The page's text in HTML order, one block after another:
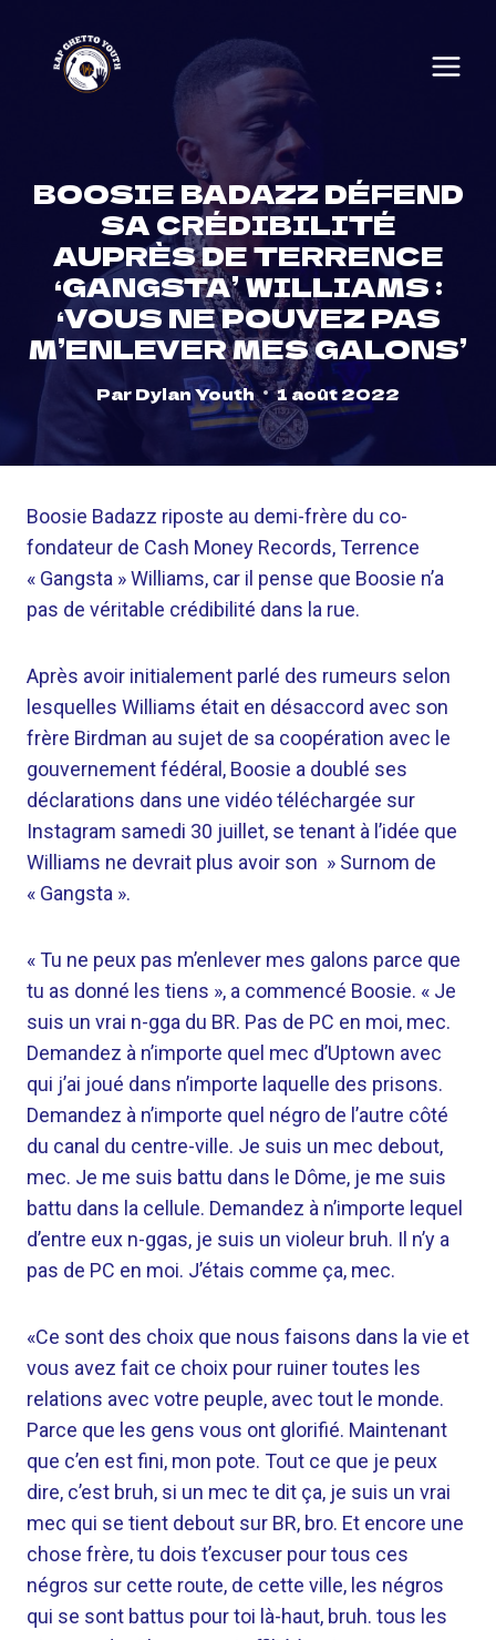
content
BOOSIE BADAZZ DÉFEND
SA CRÉDIBILITÉ
AUPRÈS DE TERRENCE
‘GANGSTA’ WILLIAMS :
‘VOUS NE POUVEZ PAS
M’ENLEVER MES GALONS’
ParDylan Youth 1 août 2022
Boosie Badazz riposte au demi-frère du co-
fondateur de Cash Money Records, Terrence
« Gangsta » Williams, car il pense que Boosie n’a
pas de véritable crédibilité dans la rue.
Après avoir initialement parlé des rumeurs selon
lesquelles Williams était en désaccord avec son
frère Birdman au sujet de sa coopération avec le
gouvernement fédéral, Boosie a doublé ses
déclarations dans une vidéo téléchargée sur
Instagram samedi 30 juillet, se tenant à l’idée que
Williams ne devrait plus avoir son » Surnom de
« Gangsta ».
« Tu ne peux pas m’enlever mes galons parce que
tu as donné les tiens », a commencé Boosie. « Je
suis un vrai n-gga du BR. Pas de PC en moi, mec.
Demandez à n’importe quel mec d’Uptown avec
qui j’ai joué dans n’importe laquelle des prisons.
Demandez à n’importe quel négro de l’autre côté
du canal du centre-ville. Je suis un mec debout,
mec. Je me suis battu dans le Dôme, je me suis
battu dans la cellule. Demandez à n’importe lequel
d’entre eux n-ggas, je suis un violeur bruh. Il n’y a
pas de PC en moi. J’étais comme ça, mec.
«Ce sont des choix que nous faisons dans la vie et
vous avez fait ce choix pour ruiner toutes les
relations avec votre peuple, avec tout le monde.
Parce que les gens vous ont glorifié. Maintenant
que c’en est fini, mon pote. Tout ce que je peux
dire, c’est bruh, si un mec te dit ça, je suis un vrai
mec qui se tient debout sur BR, bro. Et encore une
chose frère, tu dois t’excuser pour tous ces
négros sur cette route, de cette ville, les négros
qui se sont battus pour toi là-haut, bruh. tous les